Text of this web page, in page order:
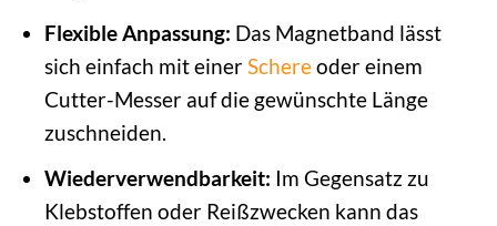
Flexible Anpassung: Das Magnetband lässt
sich einfach mit einer Schereoder einem
Cutter-Messer auf die gewünschte Länge
zuschneiden.
Wiederverwendbarkeit: Im Gegensatz zu
Klebstoffen oder Reißzwecken kann das